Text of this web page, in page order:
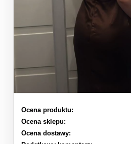
Ocena produktu:
Ocena sklepu:
Ocena dostawy: